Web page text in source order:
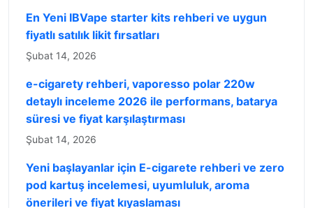
En Yeni IBVape starter kits rehberi ve uygun
fiyatlı satılık likit fırsatları
Şubat 14, 2026
e-cigarety rehberi, vaporesso polar 220w
detaylı inceleme 2026 ile performans, batarya
süresi ve fiyat karşılaştırması
Şubat 14, 2026
Yeni başlayanlar için E-cigarete rehberi ve zero
pod kartuş incelemesi, uyumluluk, aroma
önerileri ve fiyat kıyaslaması